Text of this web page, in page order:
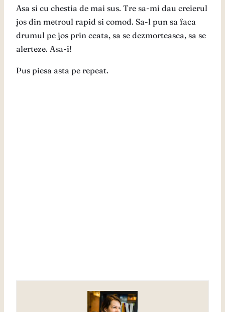
Asa si cu chestia de mai sus. Tre sa-mi dau creierul
jos din metroul rapid si comod. Sa-l pun sa faca
drumul pe jos prin ceata, sa se dezmorteasca, sa se
alerteze. Asa-i!
Pus piesa asta pe repeat.